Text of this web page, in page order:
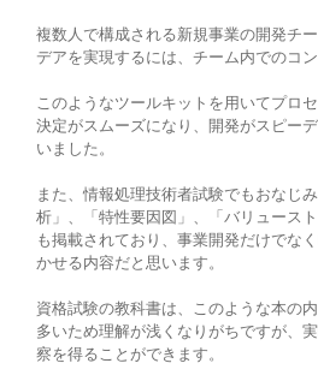
複数人で構成される新規事業の開発チ
デアを実現するには、チーム内でのコ
このようなツールキットを用いてプロ
決定がスムーズになり、開発がスピー
いました。
また、情報処理技術者試験でもおなじ
析」、「特性要因図」、「バリュース
も掲載されており、事業開発だけでな
かせる内容だと思います。
資格試験の教科書は、このような本の
多いため理解が浅くなりがちですが、
察を得ることができます。